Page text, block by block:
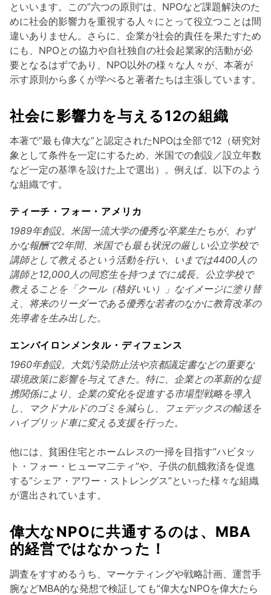
といいます。この”六つの原則”は、NPOなど課題解決のた
めに社会的影響力を重視する人々にとって役立つことは間
違いありません。さらに、企業が社会的責任を果たすため
にも、NPOとの協力や自社独自の社会起業家的活動が必
要となるはずであり、NPO以外の様々な人々が、本著が
示す原則から多くが学べると著者たちは主張しています。
社会に影響力を与える12の組織
本著で”最も偉大な”と認定されたNPOは全部で12（研究対
象として条件を一定にするため、米国での創設／設立年数
など一定の基準を設けた上で選出）。例えば、以下のよう
な組織です。
ティーチ・フォー・アメリカ
1989年創設。米国一流大学の優秀な卒業生たちが、わず
かな報酬で2年間、米国でも最も状況の厳しい公立学校で
講師として教えるという活動を行い、いまでは4400人の
講師と12,000人の同窓生を持つまでに成長。公立学校で
教えることを「クール（格好いい）」なイメージに塗り替
え、将来のリーダーである優秀な若者のなかに教育改革の
先導者を生み出した。
エンバイロンメンタル・ディフェンス
1960年創設。大気汚染防止法や京都議定書などの重要な
環境政策に影響を与えてきた。特に、企業との革新的な提
携関係により、企業の変化を促進する市場型戦略を導入
し、マクドナルドのゴミを減らし、フェデックスの輸送を
ハイブリッド車に変える支援を行った。
他には、貧困住宅とホームレスの一掃を目指す”ハビタッ
ト・フォー・ヒューマ二ティ”や、子供の飢餓救済を促進
する”シェア・アワー・ストレングス”といった様々な組織
が選出されています。
偉大なNPOに共通するのは、MBA
的経営ではなかった！
調査をすすめるうち、マーケティングや戦略計画、運営手
腕などMBA的な発想で検証しても”偉大なNPOを偉大たら